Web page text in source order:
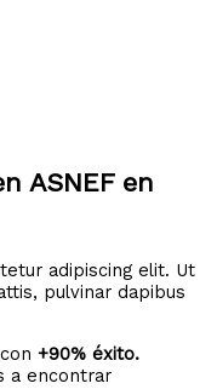
ASNEF en
adipiscing elit. Ut
pulvinar dapibus
+90% éxito.
a encontrar